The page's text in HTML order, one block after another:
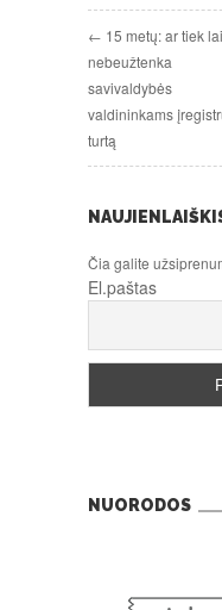
← 15 metų: ar tiek
nebeužtenka
savivaldybės
valdininkams
turtą
Čia galite
El.paštas
NUORODOS